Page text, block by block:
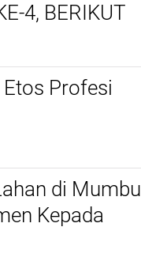
4, BERIKUT
Profesi
di Mumbul
Kepada